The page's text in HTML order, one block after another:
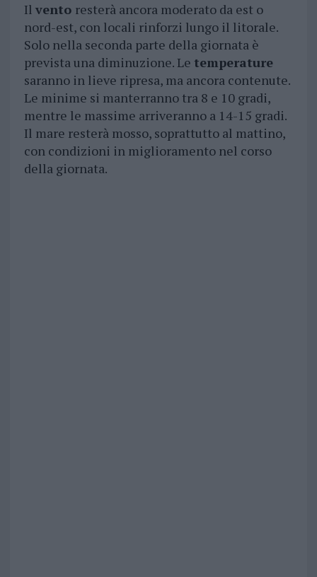
Il vento resterà ancora moderato da est o
nord-est, con locali rinforzi lungo il litorale.
Solo nella seconda parte della giornata è
prevista una diminuzione. Le temperature
saranno in lieve ripresa, ma ancora contenute.
Le minime si manterranno tra 8 e 10 gradi,
mentre le massime arriveranno a 14-15 gradi.
Il mare resterà mosso, soprattutto al mattino,
con condizioni in miglioramento nel corso
della giornata.